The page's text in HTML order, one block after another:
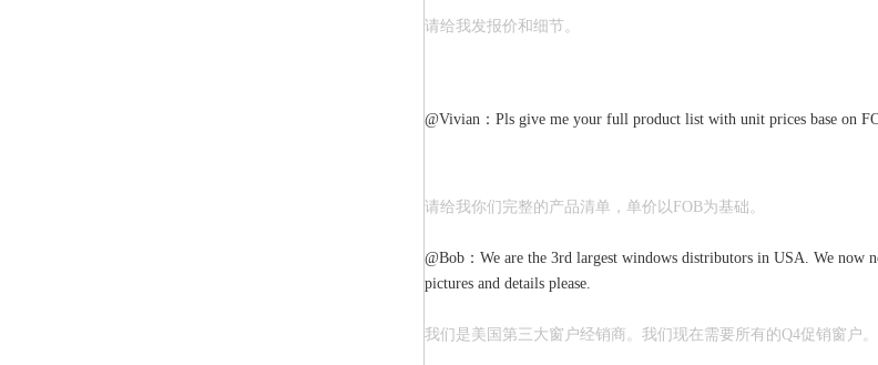
请给我发报价和细节。
@Vivian：Pls give me your full product list with unit prices base on
请给我你们完整的产品清单，单价以FOB为基础。
@Bob：We are the 3rd largest windows distributors in USA. We now
pictures and details please.
我们是美国第三大窗户经销商。我们现在需要所有的Q4促销窗户